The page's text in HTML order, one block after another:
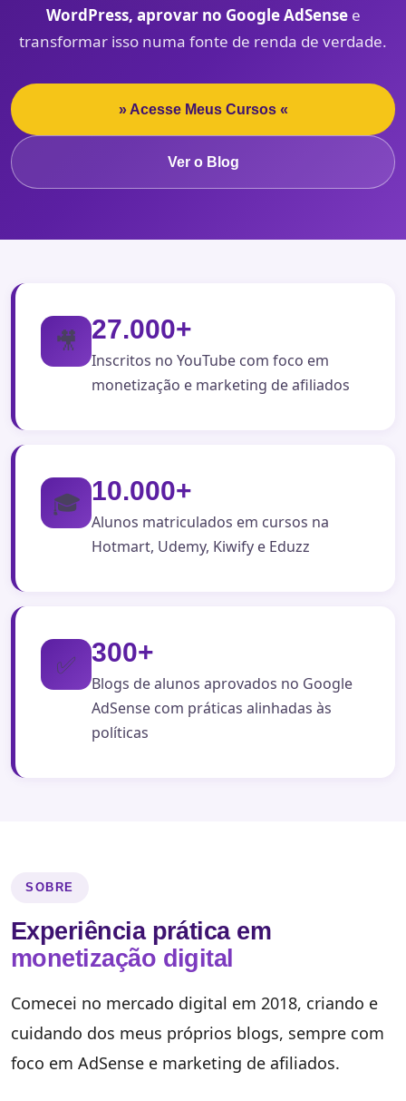
WordPress, aprovar no Google AdSensee
transformar isso numa fonte de renda de verdade.
» Acesse Meus Cursos «
Ver o Blog
🎥 27.000+
Inscritos no YouTube com foco em
monetização e marketing de afiliados
🎓 10.000+
Alunos matriculados em cursos na
Hotmart, Udemy, Kiwify e Eduzz
✅ 300+
Blogs de alunos aprovados no Google
AdSense com práticas alinhadas às
políticas
SOBRE
Experiência prática em
monetização digital
Comecei no mercado digital em 2018, criando e
cuidando dos meus próprios blogs, sempre com
foco em AdSense e marketing de afiliados.